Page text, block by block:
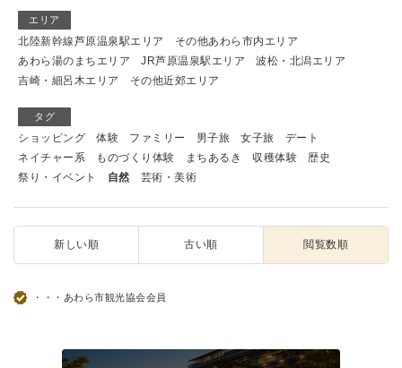
エリア
北陸新幹線芦原温泉駅エリア
その他あわら市内エリア
あわら湯のまちエリア
JR芦原温泉駅エリア
波松・北潟エリア
吉崎・細呂木エリア
その他近郊エリア
タグ
ショッピング 体験 ファミリー 男子旅 女子旅
デート
ネイチャー系
ものづくり体験 まちあるき 収穫体験
歴史
祭り・イベント
自然 芸術・美術
新しい順 古い順 閲覧数順
・・・あわら市観光協会会員